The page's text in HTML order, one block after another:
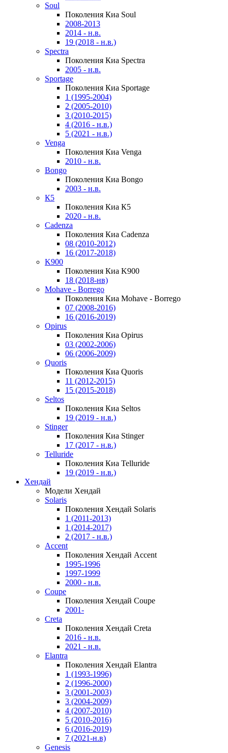
Soul
Поколения Киа Soul
2008-2013
2014 - н.в.
19 (2018 - н.в.)
Spectra
Поколения Киа Spectra
2005 - н.в.
Sportage
Поколения Киа Sportage
1 (1995-2004)
2 (2005-2010)
3 (2010-2015)
4 (2016 - н.в.)
5 (2021 - н.в.)
Venga
Поколения Киа Venga
2010 - н.в.
Bongo
Поколения Киа Bongo
2003 - н.в.
К5
Поколения Киа К5
2020 - н.в.
Cadenza
Поколения Киа Cadenza
08 (2010-2012)
16 (2017-2018)
K900
Поколения Киа K900
18 (2018-нв)
Mohave - Borrego
Поколения Киа Mohave - Borrego
07 (2008-2016)
16 (2016-2019)
Opirus
Поколения Киа Opirus
03 (2002-2006)
06 (2006-2009)
Quoris
Поколения Киа Quoris
11 (2012-2015)
15 (2015-2018)
Seltos
Поколения Киа Seltos
19 (2019 - н.в.)
Stinger
Поколения Киа Stinger
17 (2017 - н.в.)
Telluride
Поколения Киа Telluride
19 (2019 - н.в.)
Хендай
Модели Хендай
Solaris
Поколения Хендай Solaris
1 (2011-2013)
1 (2014-2017)
2 (2017 - н.в.)
Accent
Поколения Хендай Accent
1995-1996
1997-1999
2000 - н.в.
Coupe
Поколения Хендай Coupe
2001-
Creta
Поколения Хендай Creta
2016 - н.в.
2021 - н.в.
Elantra
Поколения Хендай Elantra
1 (1993-1996)
2 (1996-2000)
3 (2001-2003)
3 (2004-2009)
4 (2007-2010)
5 (2010-2016)
6 (2016-2019)
7 (2021-н.в)
Genesis